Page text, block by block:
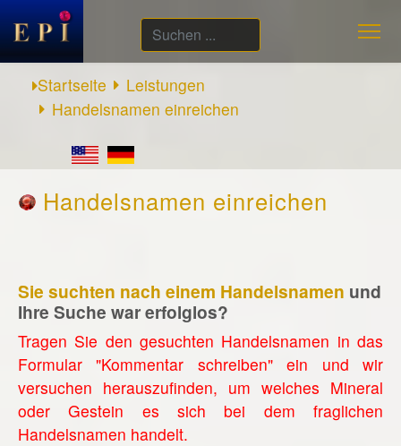
Suchen
...
Startseite
Leistungen
Handelsnamen einreichen
Handelsnamen einreichen
Sie suchten nach einem Handelsnamen und
Ihre Suche war erfolglos?
Tragen Sie den gesuchten Handelsnamen in das
Formular "Kommentar schreiben" ein und wir
versuchen herauszufinden, um welches Mineral
oder Gestein es sich bei dem fraglichen
Handelsnamen handelt.